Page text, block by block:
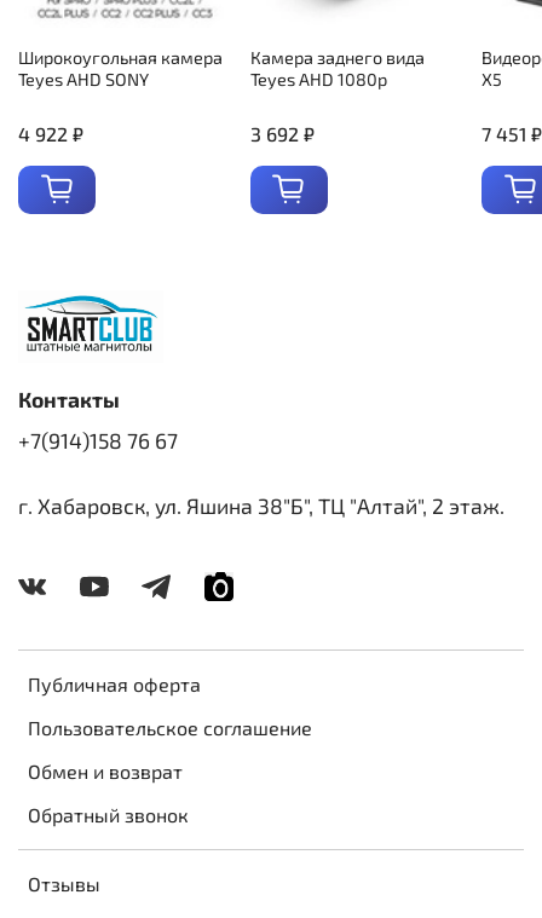
Широкоугольная камера
Teyes AHD SONY
4 922 ₽
Камера заднего вида
Teyes AHD 1080p
3 692 ₽
X5
7 451 ₽
Публичная оферта
Пользовательское соглашение
Обмен и возврат
Обратный звонок
Отзывы
Контакты
+7(914)158 76 67
г. Хабаровск, ул. Яшина 38"Б", ТЦ "Алтай", 2 этаж.